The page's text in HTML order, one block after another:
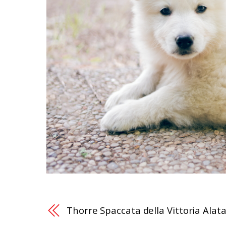
Thorre Spaccata della Vittoria Alata